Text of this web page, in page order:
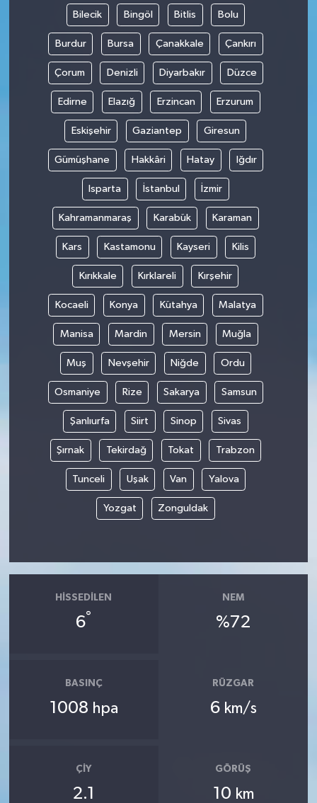
Bilecik Bingöl Bitlis Bolu
Burdur Bursa Çanakkale Çankırı
Çorum Denizli Diyarbakır Düzce
Edirne Elazığ Erzincan Erzurum
Eskişehir Gaziantep Giresun
Gümüşhane Hakkâri Hatay Iğdır
Isparta İstanbul İzmir
Kahramanmaraş Karabük Karaman
Kars Kastamonu Kayseri Kilis
Kırıkkale Kırklareli Kırşehir
Kocaeli Konya Kütahya Malatya
Manisa Mardin Mersin Muğla
Muş Nevşehir Niğde Ordu
Osmaniye Rize Sakarya Samsun
Şanlıurfa Siirt Sinop Sivas
Şırnak Tekirdağ Tokat Trabzon
Tunceli Uşak Van Yalova
Yozgat Zonguldak
HISSEDILEN
6°
NEM
%72
BASINÇ
1008 hpa
RÜZGAR
6 km/s
ÇIY
2.1
GÖRÜŞ
10 km